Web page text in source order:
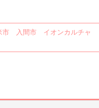
市 入間市 イオンカルチャ